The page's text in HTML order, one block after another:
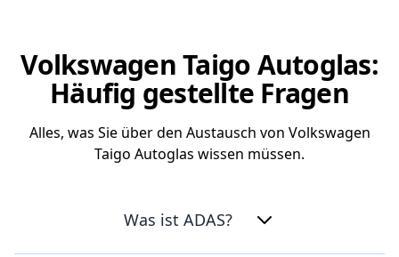
Volkswagen Taigo Autoglas:
Häufig gestellte Fragen
Alles, was Sie über den Austausch von Volkswagen
Taigo Autoglas wissen müssen.
Was ist ADAS?